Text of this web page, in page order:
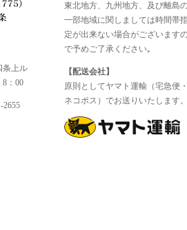
条上ル
8：00
2655
東北地方、九州地方、及び離島
一部地域に関しましては時間帯
定が出来ない場合がございます
で予めご了承ください｡
【配送会社】
原則としてヤマト運輸（宅急便
ネコポス）でお送りいたします